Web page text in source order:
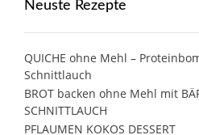
Neuste Rezepte
QUICHE ohne Mehl –
Schnittlauch
BROT backen ohne Mehl mit
SCHNITTLAUCH
PFLAUMEN KOKOS DESSERT